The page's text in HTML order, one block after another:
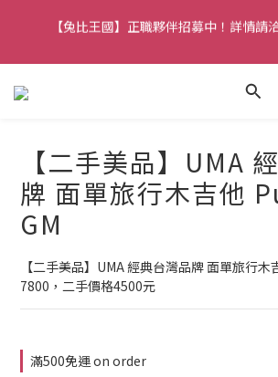
【兔比王國公告】新加入的冒險者，註冊會
【兔比王國公告】新加入的冒險者，註冊會
【二手美品】UMA
牌 面單旅行木吉他
GM
【二手美品】UMA 經典台灣品牌 面單旅行木
7800，二手價格4500元
滿500免運 on order